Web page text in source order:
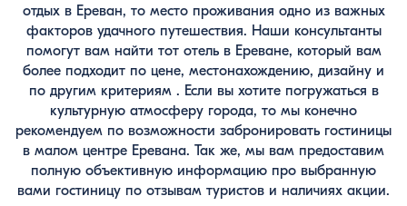
отдых в Ереван, то место проживания одно из важных
факторов удачного путешествия. Наши консультанты
помогут вам найти тот отель в Ереване, который вам
более подходит по цене, местонахождению, дизайну и
по другим критериям . Если вы хотите погружаться в
культурную атмосферу города, то мы конечно
рекомендуем по возможности забронировать гостиницы
в малом центре Еревана. Так же, мы вам предоставим
полную объективную информацию про выбранную
вами гостиницу по отзывам туристов и наличиях акции.